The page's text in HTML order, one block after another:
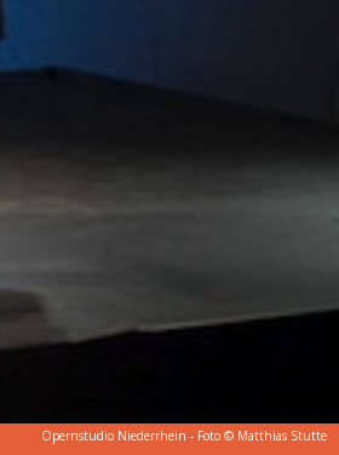
Opernstudio Niederrhein - Foto © Matthias Stutte